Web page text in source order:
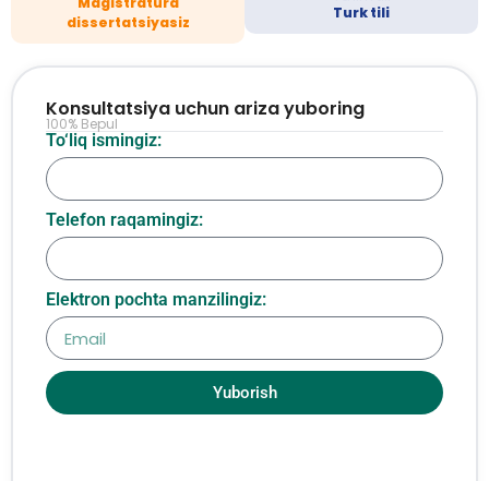
dissertatsiyasiz
Turk tili
To‘liq ismingiz:
Telefon raqamingiz:
Elektron pochta manzilingiz:
Yuborish
Konsultatsiya uchun ariza yuboring
100% Bepul